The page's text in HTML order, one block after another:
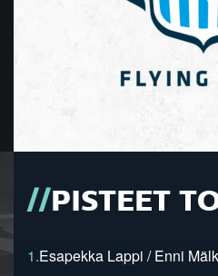
PISTEET
1.Esapekka Lappi / Enni